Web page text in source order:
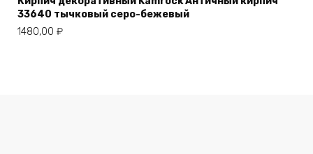
33640 тычковый серо-бежевый
1480,00 ₽